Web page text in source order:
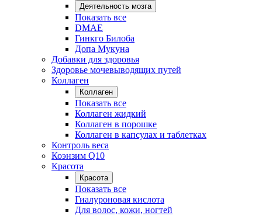
Деятельность мозга
Показать все
DMAE
Гинкго Билоба
Допа Мукуна
Добавки для здоровья
Здоровье мочевыводящих путей
Коллаген
Коллаген
Показать все
Коллаген жидкий
Коллаген в порошке
Коллаген в капсулах и таблетках
Контроль веса
Коэнзим Q10
Красота
Красота
Показать все
Гиалуроновая кислота
Для волос, кожи, ногтей